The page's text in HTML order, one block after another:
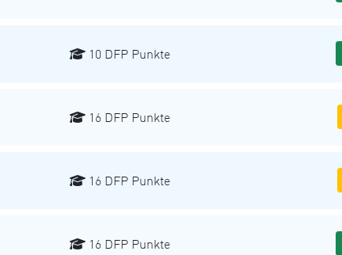
10 DFP Punkte
16 DFP Punkte
16 DFP Punkte
16 DFP Punkte